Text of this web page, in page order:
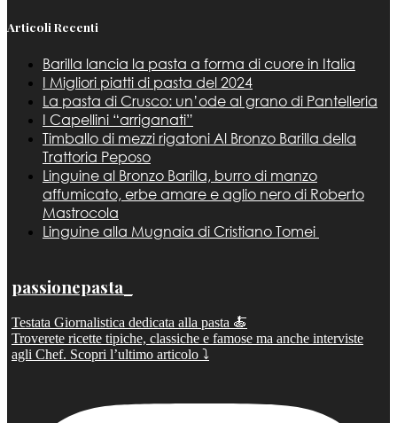
Articoli Recenti
Barilla lancia la pasta a forma di cuore in Italia
I Migliori piatti di pasta del 2024
La pasta di Crusco: un’ode al grano di Pantelleria
I Capellini “arriganati”
Timballo di mezzi rigatoni Al Bronzo Barilla della
Trattoria Peposo
Linguine al Bronzo Barilla, burro di manzo
affumicato, erbe amare e aglio nero di Roberto
Mastrocola
Linguine alla Mugnaia di Cristiano Tomei
passionepasta_
Testata Giornalistica dedicata alla pasta 🍝
Troverete ricette tipiche, classiche e famose ma anche interviste
agli Chef. Scopri l’ultimo articolo ⤵️